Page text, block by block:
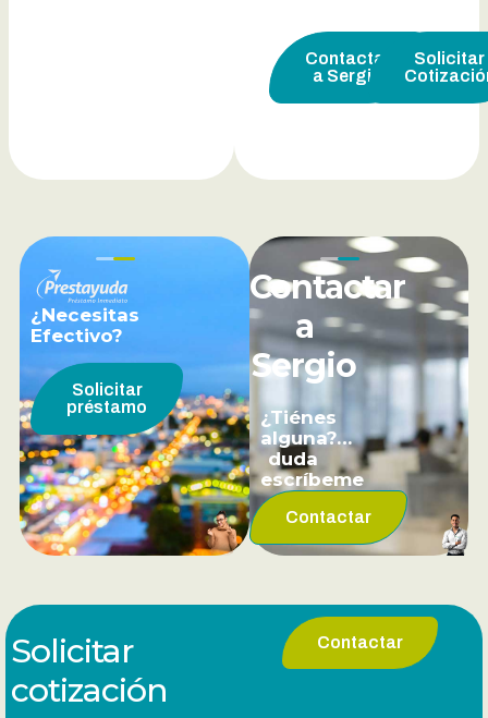
Contactar
a Sergio
Solicitar
¿Necesitas
Efectivo?
Solicitar
préstamo
Contactar
a
Sergio
¿Tiénes
alguna?…
duda
escríbeme
Contactar
Solicitar
cotización
Contactar